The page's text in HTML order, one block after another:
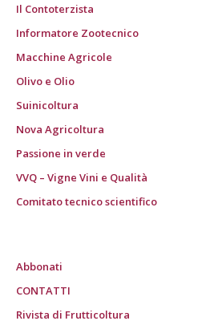
Il Contoterzista
Informatore Zootecnico
Macchine Agricole
Olivo e Olio
Suinicoltura
Nova Agricoltura
Passione in verde
VVQ – Vigne Vini e Qualità
Comitato tecnico scientifico
Abbonati
CONTATTI
Rivista di Frutticoltura